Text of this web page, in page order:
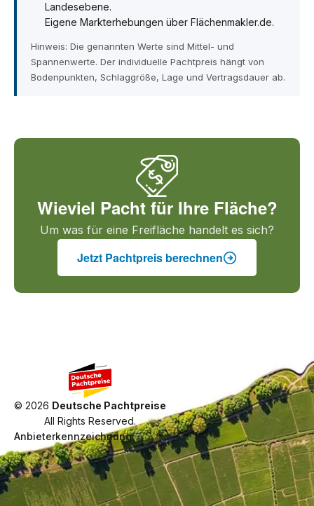
Landesebene.
Eigene Markterhebungen über Flächenmakler.de.
Hinweis: Die genannten Werte sind Mittel- und
Spannenwerte. Der individuelle Pachtpreis hängt von
Bodenpunkten, Schlaggröße, Lage und Vertragsdauer ab.
Wieviel Pacht für Ihre Fläche?
Um was für eine Freifläche handelt es sich?
Jetzt Pachtpreis berechnen
© 2026 Deutsche Pachtpreise
All Rights Reserved.
Anbieterkennzeichnung